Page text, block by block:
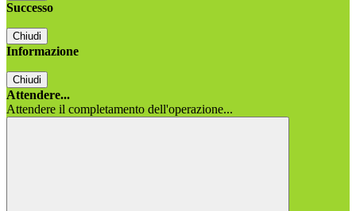
Successo
Chiudi
Informazione
Chiudi
Attendere...
Attendere il completamento dell'operazione...